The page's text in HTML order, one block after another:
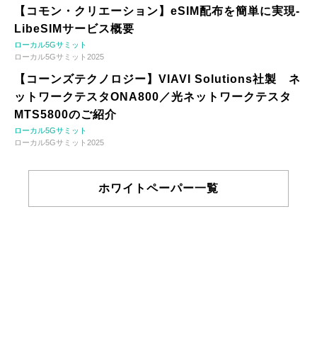
【コモン・クリエーション】eSIM配布を簡単に実現-
LibeSIMサービス概要
ローカル5Gサミット
ローカル5Gサミット2025
【コーンズテクノロジー】VIAVI Solutions社製 ネ
ットワークテスタONA800／光ネットワークテスタ
MTS5800のご紹介
ローカル5Gサミット
ローカル5Gサミット2025
ホワイトペーパー一覧